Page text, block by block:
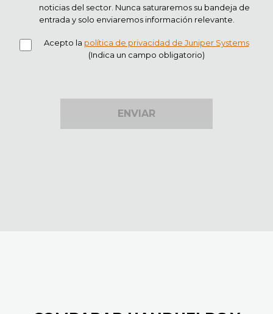
noticias del sector. Nunca saturaremos su bandeja de
entrada y solo enviaremos información relevante.
Acepto la política de privacidad de Juniper Systems
(Indica un campo obligatorio)
ENVIAR